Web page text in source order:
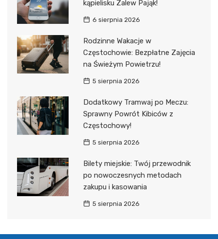
kąpielisku Zalew Pająk!
6 sierpnia 2026
Rodzinne Wakacje w
Częstochowie: Bezpłatne Zajęcia
na Świeżym Powietrzu!
5 sierpnia 2026
Dodatkowy Tramwaj po Meczu:
Sprawny Powrót Kibiców z
Częstochowy!
5 sierpnia 2026
Bilety miejskie: Twój przewodnik
po nowoczesnych metodach
zakupu i kasowania
5 sierpnia 2026